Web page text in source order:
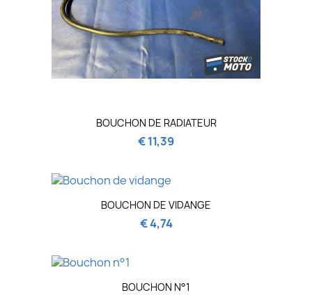
BOUCHON DE RADIATEUR
€ 11,39
BOUCHON DE VIDANGE
€ 4,74
BOUCHON N°1